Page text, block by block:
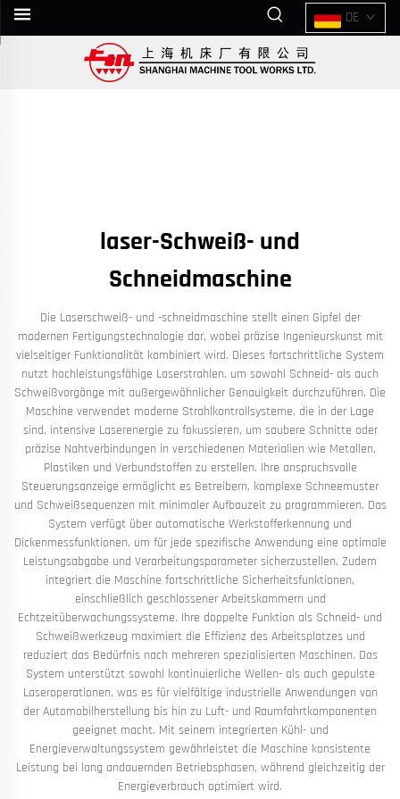
DE
laser-Schweiß- und
Schneidmaschine
Die Laserschweiß- und -schneidmaschine stellt einen Gipfel der
modernen Fertigungstechnologie dar, wobei präzise Ingenieurskunst mit
vielseitiger Funktionalität kombiniert wird. Dieses fortschrittliche System
nutzt hochleistungsfähige Laserstrahlen, um sowohl Schneid- als auch
Schweißvorgänge mit außergewöhnlicher Genauigkeit durchzuführen. Die
Maschine verwendet moderne Strahlkontrollsysteme, die in der Lage
sind, intensive Laserenergie zu fokussieren, um saubere Schnitte oder
präzise Nahtverbindungen in verschiedenen Materialien wie Metallen,
Plastiken und Verbundstoffen zu erstellen. Ihre anspruchsvolle
Steuerungsanzeige ermöglicht es Betreibern, komplexe Schneemuster
und Schweißsequenzen mit minimaler Aufbauzeit zu programmieren. Das
System verfügt über automatische Werkstofferkennung und
Dickenmessfunktionen, um für jede spezifische Anwendung eine optimale
Leistungsabgabe und Verarbeitungsparameter sicherzustellen. Zudem
integriert die Maschine fortschrittliche Sicherheitsfunktionen,
einschließlich geschlossener Arbeitskammern und
Echtzeitüberwachungssysteme. Ihre doppelte Funktion als Schneid- und
Schweißwerkzeug maximiert die Effizienz des Arbeitsplatzes und
reduziert das Bedürfnis nach mehreren spezialisierten Maschinen. Das
System unterstützt sowohl kontinuierliche Wellen- als auch gepulste
Laseroperationen, was es für vielfältige industrielle Anwendungen von
der Automobilherstellung bis hin zu Luft- und Raumfahrtkomponenten
geeignet macht. Mit seinem integrierten Kühl- und
Energieverwaltungssystem gewährleistet die Maschine konsistente
Leistung bei lang andauernden Betriebsphasen, während gleichzeitig der
Energieverbrauch optimiert wird.